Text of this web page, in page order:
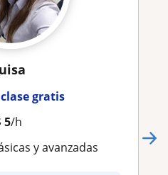
gratis
5/h
y avanzadas